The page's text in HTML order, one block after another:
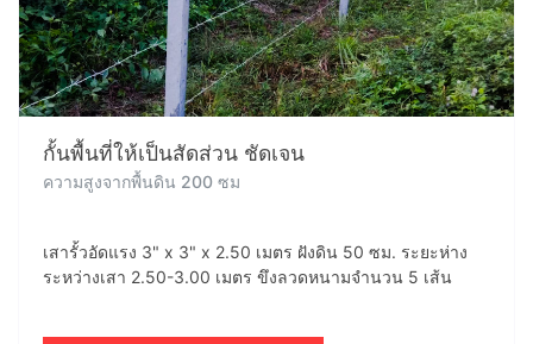
กั้นพื้นที่ให้เป็นสัดส่วน ชัดเจน
ความสูงจากพื้นดิน 200 ซม
เสารั้วอัดแรง 3" x 3" x 2.50 เมตร ฝังดิน 50 ซม. ระยะห่าง
ระหว่างเสา 2.50-3.00 เมตร ขึงลวดหนามจำนวน 5 เส้น